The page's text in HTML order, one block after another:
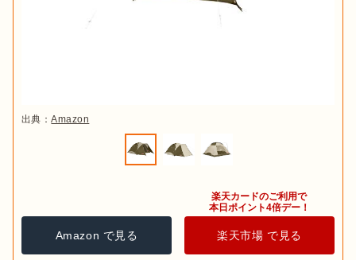
出典：Amazon
Amazon で見る
楽天カードのご利用で
本日ポイント4倍デー！
楽天市場 で見る